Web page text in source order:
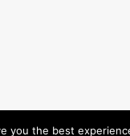
you the best